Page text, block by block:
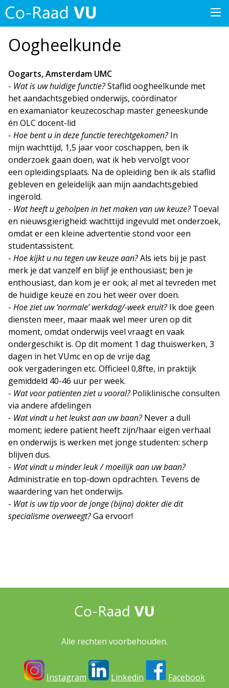
Oogheelkunde
Oogarts, Amsterdam UMC
- Wat is uw huidige functie?Staflid oogheelkunde met
het aandachtsgebied onderwijs, coördinator
en examaniator keuzecoschap master geneeskunde
én OLC docent-lid
- Hoe bent u in deze functie terechtgekomen?In
mijn wachttijd, 1,5 jaar voor coschappen, ben ik
onderzoek gaan doen, wat ik heb vervolgt voor
een opleidingsplaats. Na de opleiding ben ik als staflid
gebleven en geleidelijk aan mijn aandachtsgebied
ingerold.
- Wat heeft u geholpen in het maken van uw keuze?Toeval
en nieuwsgierigheid: wachttijd ingevuld met onderzoek,
omdat er een kleine advertentie stond voor een
studentassistent.
- Hoe kijkt u nu tegen uw keuze aan?Als iets bij je past
merk je dat vanzelf en blijf je enthousiast; ben je
enthousiast, dan kom je er ook; al met al tevreden met
de huidige keuze en zou het weer over doen.
- Hoe ziet uw ‘normale’ werkdag/-week eruit?Ik doe geen
diensten meer, maar maak wel meer uren op dit
moment, omdat onderwijs veel vraagt en vaak
ondergeschikt is. Op dit moment 1 dag thuiswerken, 3
dagen in het VUmc en op de vrije dag
ook vergaderingen etc. Officieel 0,8fte, in praktijk
gemiddeld 40-46 uur per week.
- Wat voor patiënten ziet u vooral?Poliklinische consulten
via andere afdelingen
- Wat vindt u het leukst aan uw baan?Never a dull
moment; iedere patient heeft zijn/haar eigen verhaal
en onderwijs is werken met jonge studenten: scherp
blijven dus.
- Wat vindt u minder leuk / moeilijk aan uw baan?
Administratie en top-down opdrachten. Tevens de
waardering van het onderwijs.
- Wat is uw tip voor de jonge (bijna) dokter die dit
specialisme overweegt?Ga ervoor!
Alle rechten voorbehouden.
Instagram Linkedin Facebook